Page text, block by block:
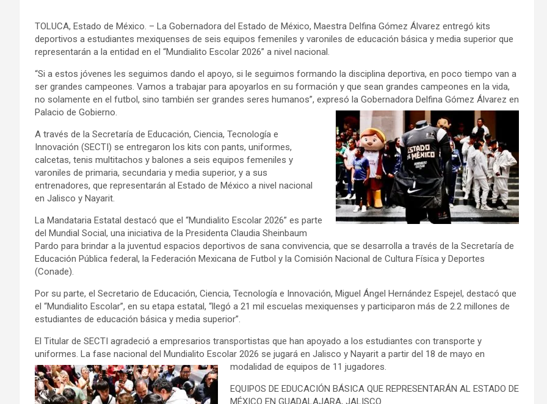
TOLUCA, Estado de México. – La Gobernadora del Estado de México, Maestra Delfina Gómez Álvarez entregó kits
deportivos a estudiantes mexiquenses de seis equipos femeniles y varoniles de educación básica y media superior que
representarán a la entidad en el “Mundialito Escolar 2026” a nivel nacional.
“Si a estos jóvenes les seguimos dando el apoyo, si le seguimos formando la disciplina deportiva, en poco tiempo van a
ser grandes campeones. Vamos a trabajar para apoyarlos en su formación y que sean grandes campeones en la vida,
no solamente en el futbol, sino también ser grandes seres humanos”, expresó la Gobernadora Delfina Gómez Álvarez en
Palacio de Gobierno.
A través de la Secretaría de Educación, Ciencia, Tecnología e
Innovación (SECTI) se entregaron los kits con pants, uniformes,
calcetas, tenis multitachos y balones a seis equipos femeniles y
varoniles de primaria, secundaria y media superior, y a sus
entrenadores, que representarán al Estado de México a nivel nacional
en Jalisco y Nayarit.
La Mandataria Estatal destacó que el “Mundialito Escolar 2026” es parte
del Mundial Social, una iniciativa de la Presidenta Claudia Sheinbaum
Pardo para brindar a la juventud espacios deportivos de sana convivencia, que se desarrolla a través de la Secretaría de
Educación Pública federal, la Federación Mexicana de Futbol y la Comisión Nacional de Cultura Física y Deportes
(Conade).
Por su parte, el Secretario de Educación, Ciencia, Tecnología e Innovación, Miguel Ángel Hernández Espejel, destacó que
el “Mundialito Escolar”, en su etapa estatal, “llegó a 21 mil escuelas mexiquenses y participaron más de 2.2 millones de
estudiantes de educación básica y media superior”.
El Titular de SECTI agradeció a empresarios transportistas que han apoyado a los estudiantes con transporte y
uniformes. La fase nacional del Mundialito Escolar 2026 se jugará en Jalisco y Nayarit a partir del 18 de mayo en
modalidad de equipos de 11 jugadores.
EQUIPOS DE EDUCACIÓN BÁSICA QUE REPRESENTARÁN AL ESTADO DE
MÉXICO EN GUADALAJARA, JALISCO